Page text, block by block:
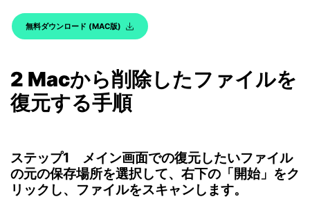
無料ダウンロード (MAC版)
2 Macから削除したファイルを
復元する手順
ステップ1 メイン画面での復元したいファイル
の元の保存場所を選択して、右下の「開始」をク
リックし、ファイルをスキャンします。